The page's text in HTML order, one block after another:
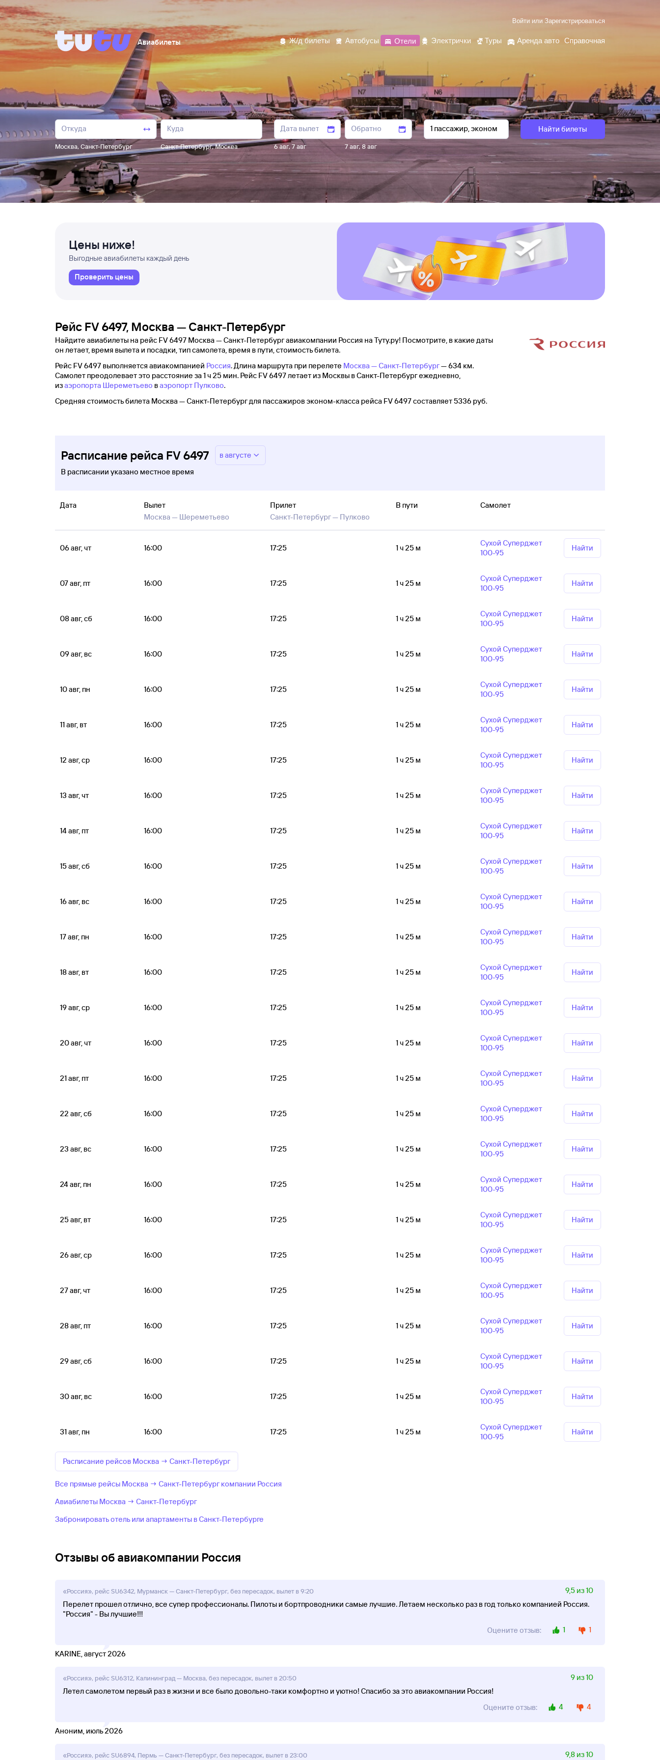
Войти или Зарегистрироваться
Авиабилеты Ж/д билеты Автобусы Отели Электрички Туры Аренда авто Справочная
Москва, Санкт-Петербург Санкт-Петербург,Москва 6 авг, 7 авг 7 авг,8 авг
Найти билеты
Цены ниже!
Выгодные авиабилеты каждый день
Проверить цены
Рейс FV 6497, Москва — Санкт-Петербург
Найдите авиабилеты на рейс FV 6497 Москва — Санкт-Петербург авиакомпании Россия на Туту.ру! Посмотрите, в какие даты
он летает, время вылета и посадки, тип самолета, время в пути, стоимость билета.
Рейс FV 6497 выполняется авиакомпанией Россия. Длина маршрута при перелете Москва — Санкт-Петербург— 634 км.
Самолет преодолевает это расстояние за 1 ч 25 мин. Рейс FV 6497 летает из Москвы в Санкт-Петербург ежедневно,
изаэропорта Шереметьево ваэропорт Пулково.
Средняя стоимость билета Москва — Санкт-Петербург для пассажиров эконом-класса рейса FV 6497 составляет 5336 руб.
Расписание рейса FV 6497
в августе
В расписании указано местное время
Дата
Вылет
Москва — Шереметьево
Прилет
Санкт-Петербург — Пулково
В пути Самолет
06 авг, чт 16:00 17:25 1 ч 25 м
Сухой Суперджет
100-95
Найти
07 авг, пт 16:00 17:25 1 ч 25 м
Сухой Суперджет
100-95
Найти
08 авг, сб 16:00 17:25 1 ч 25 м
Сухой Суперджет
100-95
Найти
09 авг, вс 16:00 17:25 1 ч 25 м
Сухой Суперджет
100-95
Найти
10 авг, пн 16:00 17:25 1 ч 25 м
Сухой Суперджет
100-95
Найти
11 авг, вт 16:00 17:25 1 ч 25 м
Сухой Суперджет
100-95
Найти
12 авг, ср 16:00 17:25 1 ч 25 м
Сухой Суперджет
100-95
Найти
13 авг, чт 16:00 17:25 1 ч 25 м
Сухой Суперджет
100-95
Найти
14 авг, пт 16:00 17:25 1 ч 25 м
Сухой Суперджет
100-95
Найти
15 авг, сб 16:00 17:25 1 ч 25 м
Сухой Суперджет
100-95
Найти
16 авг, вс 16:00 17:25 1 ч 25 м
Сухой Суперджет
100-95
Найти
17 авг, пн 16:00 17:25 1 ч 25 м
Сухой Суперджет
100-95
Найти
18 авг, вт 16:00 17:25 1 ч 25 м
Сухой Суперджет
100-95
Найти
19 авг, ср 16:00 17:25 1 ч 25 м
Сухой Суперджет
100-95
Найти
20 авг, чт 16:00 17:25 1 ч 25 м
Сухой Суперджет
100-95
Найти
21 авг, пт 16:00 17:25 1 ч 25 м
Сухой Суперджет
100-95
Найти
22 авг, сб 16:00 17:25 1 ч 25 м
Сухой Суперджет
100-95
Найти
23 авг, вс 16:00 17:25 1 ч 25 м
Сухой Суперджет
100-95
Найти
24 авг, пн 16:00 17:25 1 ч 25 м
Сухой Суперджет
100-95
Найти
25 авг, вт 16:00 17:25 1 ч 25 м
Сухой Суперджет
100-95
Найти
26 авг, ср 16:00 17:25 1 ч 25 м
Сухой Суперджет
100-95
Найти
27 авг, чт 16:00 17:25 1 ч 25 м
Сухой Суперджет
100-95
Найти
28 авг, пт 16:00 17:25 1 ч 25 м
Сухой Суперджет
100-95
Найти
29 авг, сб 16:00 17:25 1 ч 25 м
Сухой Суперджет
100-95
Найти
30 авг, вс 16:00 17:25 1 ч 25 м
Сухой Суперджет
100-95
Найти
31 авг, пн 16:00 17:25 1 ч 25 м
Сухой Суперджет
100-95
Найти
Расписание рейсов Москва → Санкт-Петербург
Все прямые рейсы Москва → Санкт-Петербург компании Россия
Авиабилеты Москва → Санкт-Петербург
Забронировать отель или апартаменты в Санкт-Петербурге
Отзывы об авиакомпании Россия
«Россия», рейс SU6342, Мурманск — Санкт-Петербург, без пересадок, вылет в 9:20
9,5 из 10
Перелет прошел отлично, все супер профессионалы. Пилоты и бортпроводники самые лучшие. Летаем несколько раз в год только компанией Россия.
"Россия" - Вы лучшие!!!
Оцените отзыв:
1 1
KARINE, август 2026
«Россия», рейс SU6312, Калининград — Москва, без пересадок, вылет в 20:50
9 из 10
Летел самолетом первый раз в жизни и все было довольно-таки комфортно и уютно! Спасибо за это авиакомпании Россия!
Оцените отзыв:
4 4
Аноним, июль 2026
«Россия», рейс SU6894, Пермь — Санкт-Петербург, без пересадок, вылет в 23:00 9,8 из 10